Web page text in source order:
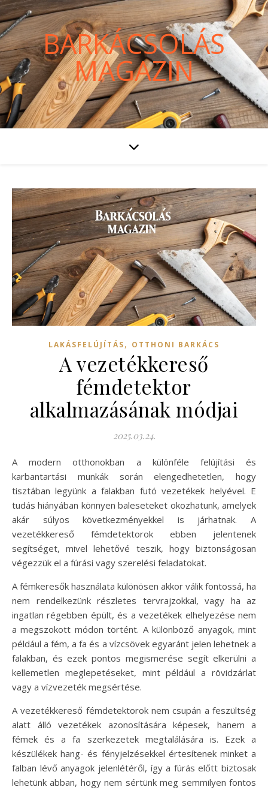
BARKÁCSOLÁS
MAGAZIN
LAKÁSFELÚJÍTÁS, OTTHONI BARKÁCS
A vezetékkereső
fémdetektor
alkalmazásának módjai
2025.03.24.
A modern otthonokban a különféle felújítási és
karbantartási munkák során elengedhetetlen, hogy
tisztában legyünk a falakban futó vezetékek helyével. E
tudás hiányában könnyen baleseteket okozhatunk, amelyek
akár súlyos következményekkel is járhatnak. A
vezetékkereső fémdetektorok ebben jelentenek
segítséget, mivel lehetővé teszik, hogy biztonságosan
végezzük el a fúrási vagy szerelési feladatokat.
A fémkeresők használata különösen akkor válik fontossá, ha
nem rendelkezünk részletes tervrajzokkal, vagy ha az
ingatlan régebben épült, és a vezetékek elhelyezése nem
a megszokott módon történt. A különböző anyagok, mint
például a fém, a fa és a vízcsövek egyaránt jelen lehetnek a
falakban, és ezek pontos megismerése segít elkerülni a
kellemetlen meglepetéseket, mint például a rövidzárlat
vagy a vízvezeték megsértése.
A vezetékkereső fémdetektorok nem csupán a feszültség
alatt álló vezetékek azonosítására képesek, hanem a
fémek és a fa szerkezetek megtalálására is. Ezek a
készülékek hang- és fényjelzésekkel értesítenek minket a
falban lévő anyagok jelenlétéről, így a fúrás előtt biztosak
lehetünk abban, hogy nem sértünk meg semmilyen fontos